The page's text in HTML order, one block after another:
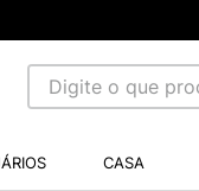
Digite o que
CASA
BALANCE 530